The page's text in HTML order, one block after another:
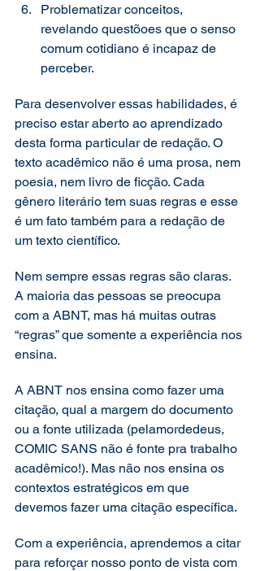
Problematizar conceitos,
revelando questõoes que o senso
comum cotidiano é incapaz de
perceber.
Para desenvolver essas habilidades, é
preciso estar aberto ao aprendizado
desta forma particular de redação. O
texto acadêmico não é uma prosa, nem
poesia, nem livro de ficção. Cada
gênero literário tem suas regras e esse
é um fato também para a redação de
um texto científico.
Nem sempre essas regras são claras.
A maioria das pessoas se preocupa
com a ABNT, mas há muitas outras
“regras” que somente a experiência nos
ensina.
A ABNT nos ensina como fazer uma
citação, qual a margem do documento
ou a fonte utilizada (pelamordedeus,
COMIC SANS não é fonte pra trabalho
acadêmico!). Mas não nos ensina os
contextos estratégicos em que
devemos fazer uma citação específica.
Com a experiência, aprendemos a citar
para reforçar nosso ponto de vista com